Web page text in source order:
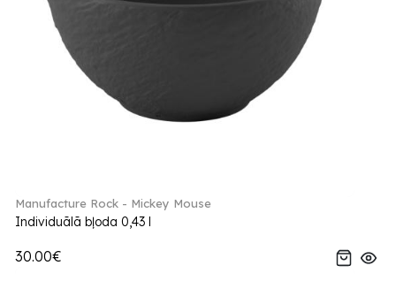
Manufacture Rock - Mickey Mouse
Individuālā bļoda 0,43 l
30.00€